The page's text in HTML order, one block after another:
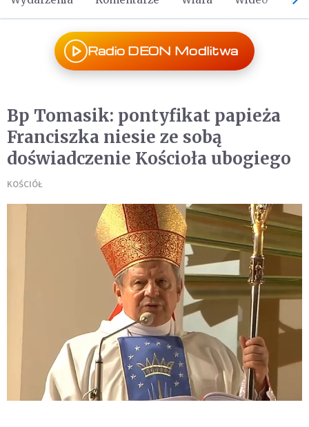
Radio DEON Modlitwa
Bp Tomasik: pontyfikat papieża
Franciszka niesie ze sobą
doświadczenie Kościoła ubogiego
KOŚCIÓŁ